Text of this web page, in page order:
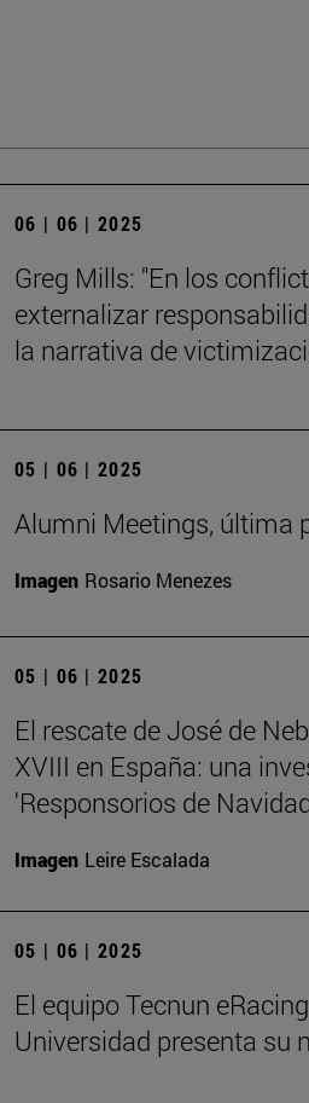
06 | 06 | 2025
Greg Mills: "En los
externalizar
la narrativa de
05 | 06 | 2025
Alumni Meetings, última
Imagen Rosario Menezes
05 | 06 | 2025
El rescate de José de
XVIII en España: una
'Responsorios de
Imagen Leire Escalada
05 | 06 | 2025
El equipo Tecnun
Universidad presenta su